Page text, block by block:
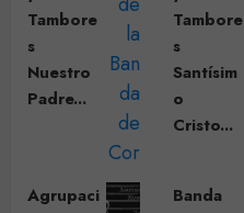
Tambore
s
Nuestro
Padre...
Tambore
s
Santísim
o
Cristo...
Agrupaci
Banda